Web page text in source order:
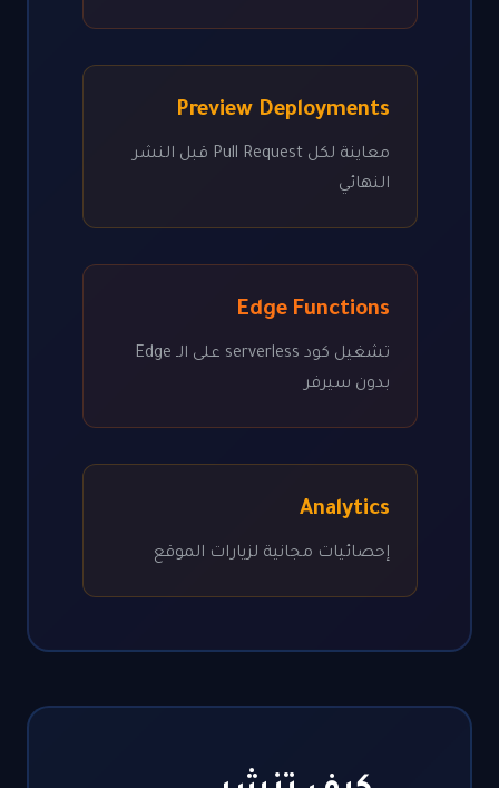
Preview Deployments
معاينة لكل Pull Request قبل النشر
Edge Functions
تشغيل كود serverless على الـ Edge
بدون سيرفر
Analytics
إحصائيات مجانية لزيارات الموقع